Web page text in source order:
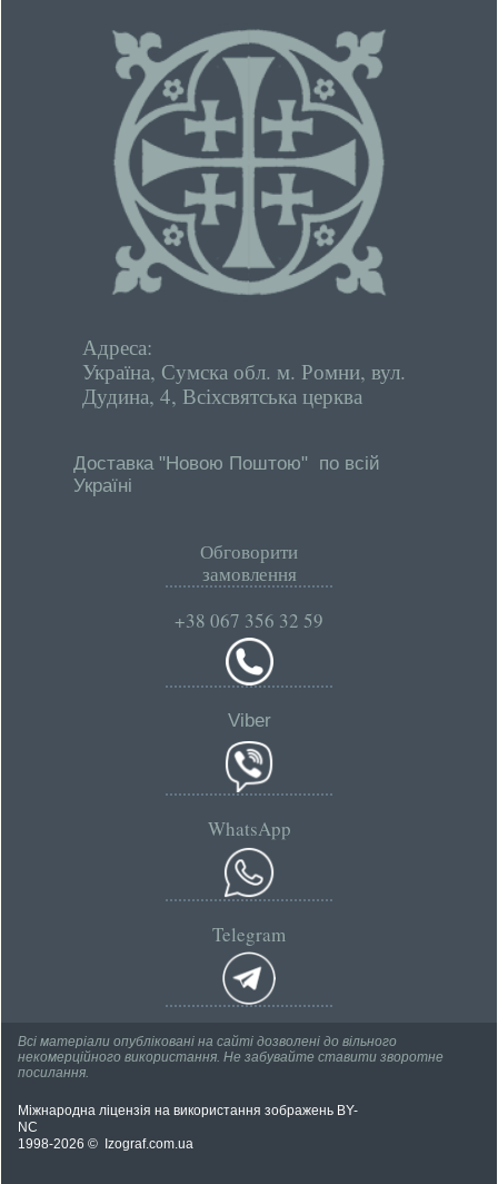
Адреса:
Україна, Сумска обл. м. Ромни, вул.
Дудина, 4, Всіхсвятська церква
Доставка "Новою Поштою" по всій
Україні
Обговорити
замовлення
+38 067 356 32 59
Viber
WhatsApp
Telegram
Всі матеріали опубліковані на сайті дозволені до вільного
некомерційного використання. Не забувайте ставити зворотне
посилання.